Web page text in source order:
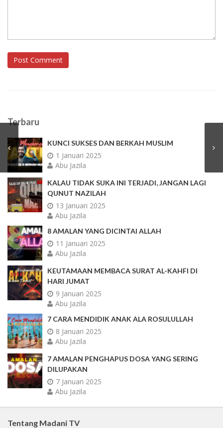
Post Comment
Terbaru
KUNCI SUKSES DAN BERKAH MUSLIM
1 Januari 2025
Abu Jazila
KALAU TIDAK SUKA INI TERJADI, JANGAN LAGI
QUNUT NAZILAH
13 Januari 2025
Abu Jazila
8 AMALAN YANG DICINTAI ALLAH
11 Januari 2025
Abu Jazila
KEUTAMAAN MEMBACA SURAT AL-KAHFI DI
HARI JUMAT
9 Januari 2025
Abu Jazila
7 CARA MENDIDIK ANAK ALA ROSULULLAH
8 Januari 2025
Abu Jazila
7 AMALAN PENGHAPUS DOSA YANG SERING
DILUPAKAN
7 Januari 2025
Abu Jazila
Tentang Madani TV